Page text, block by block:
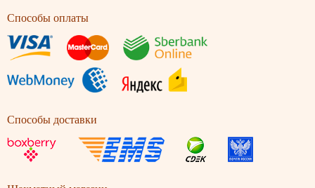
Способы оплаты
Способы доставки